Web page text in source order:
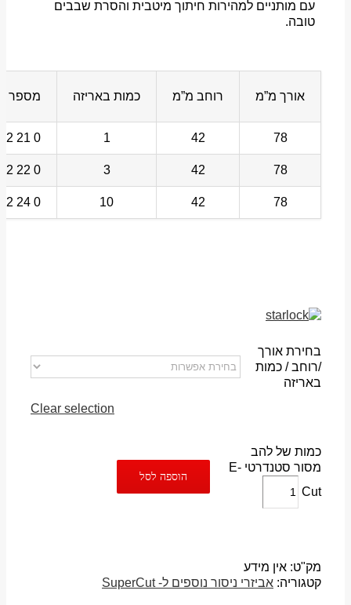
עם מותניים למהירות חיתוך מיטבית והסרת שבבים
טובה.
אורך מ”מ רוחב מ”מ כמות באריזה מספר
78
42
1
0 21 202 02 35 6
78
42
3
0 22 202 02 35 6
78
42
10
0 24 202 02 35 6
בחירת אורך
/רוחב / כמות
באריזה
Clear selection
כמות של להב
מסור סטנדרטי E-
Cut
הוספה לסל
מק"ט: אין מידע
קטגוריה: אביזרי ניסור נוספים ל- SuperCut